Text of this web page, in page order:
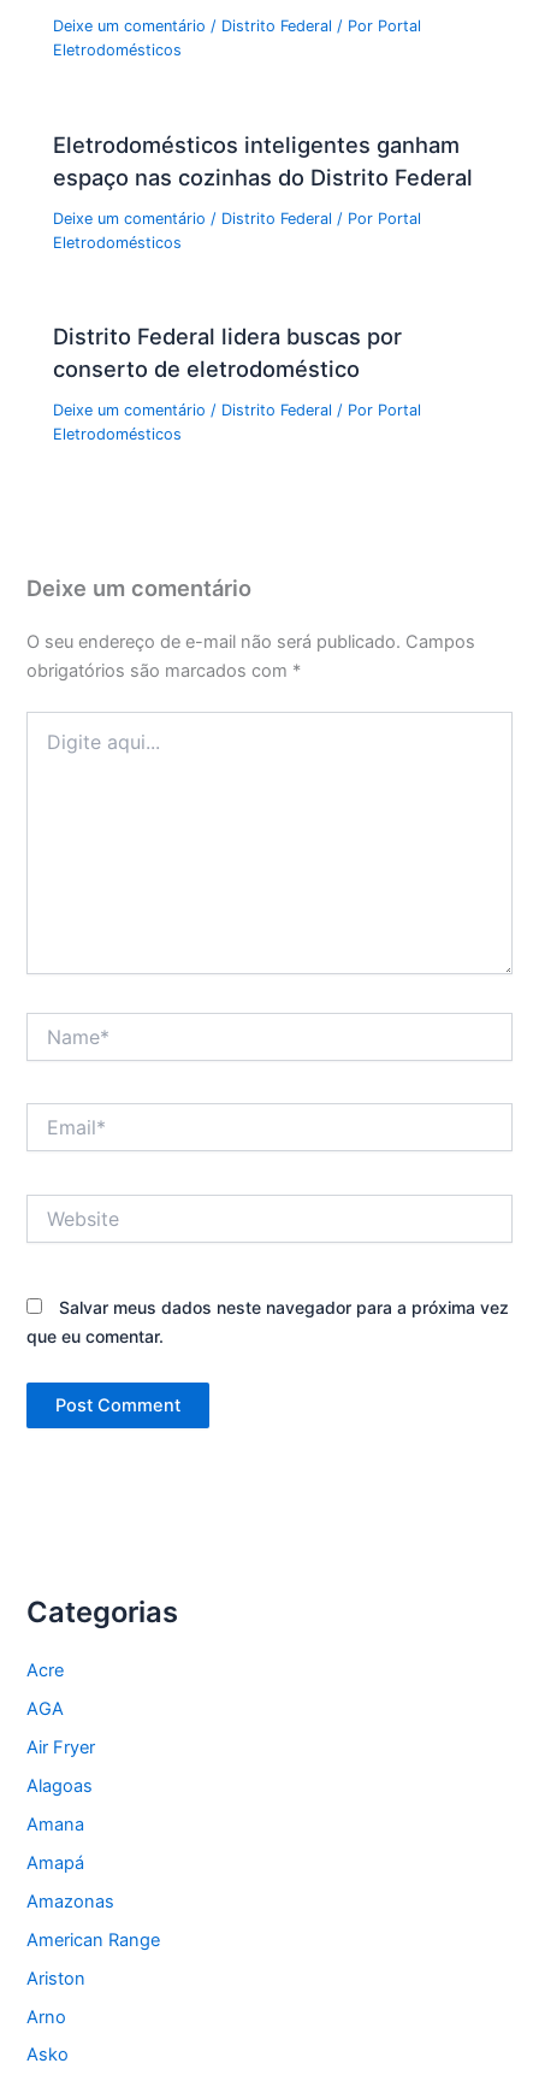
Deixe um comentário / Distrito Federal / Por Portal
Eletrodomésticos
Eletrodomésticos inteligentes ganham
espaço nas cozinhas do Distrito Federal
Deixe um comentário / Distrito Federal / Por Portal
Eletrodomésticos
Distrito Federal lidera buscas por
conserto de eletrodoméstico
Deixe um comentário / Distrito Federal / Por Portal
Eletrodomésticos
Deixe um comentário
O seu endereço de e-mail não será publicado. Campos
obrigatórios são marcados com *
aqui...
Salvar meus dados neste navegador para a próxima vez
que eu comentar.
Categorias
Acre
AGA
Air Fryer
Alagoas
Amana
Amapá
Amazonas
American Range
Ariston
Arno
Asko